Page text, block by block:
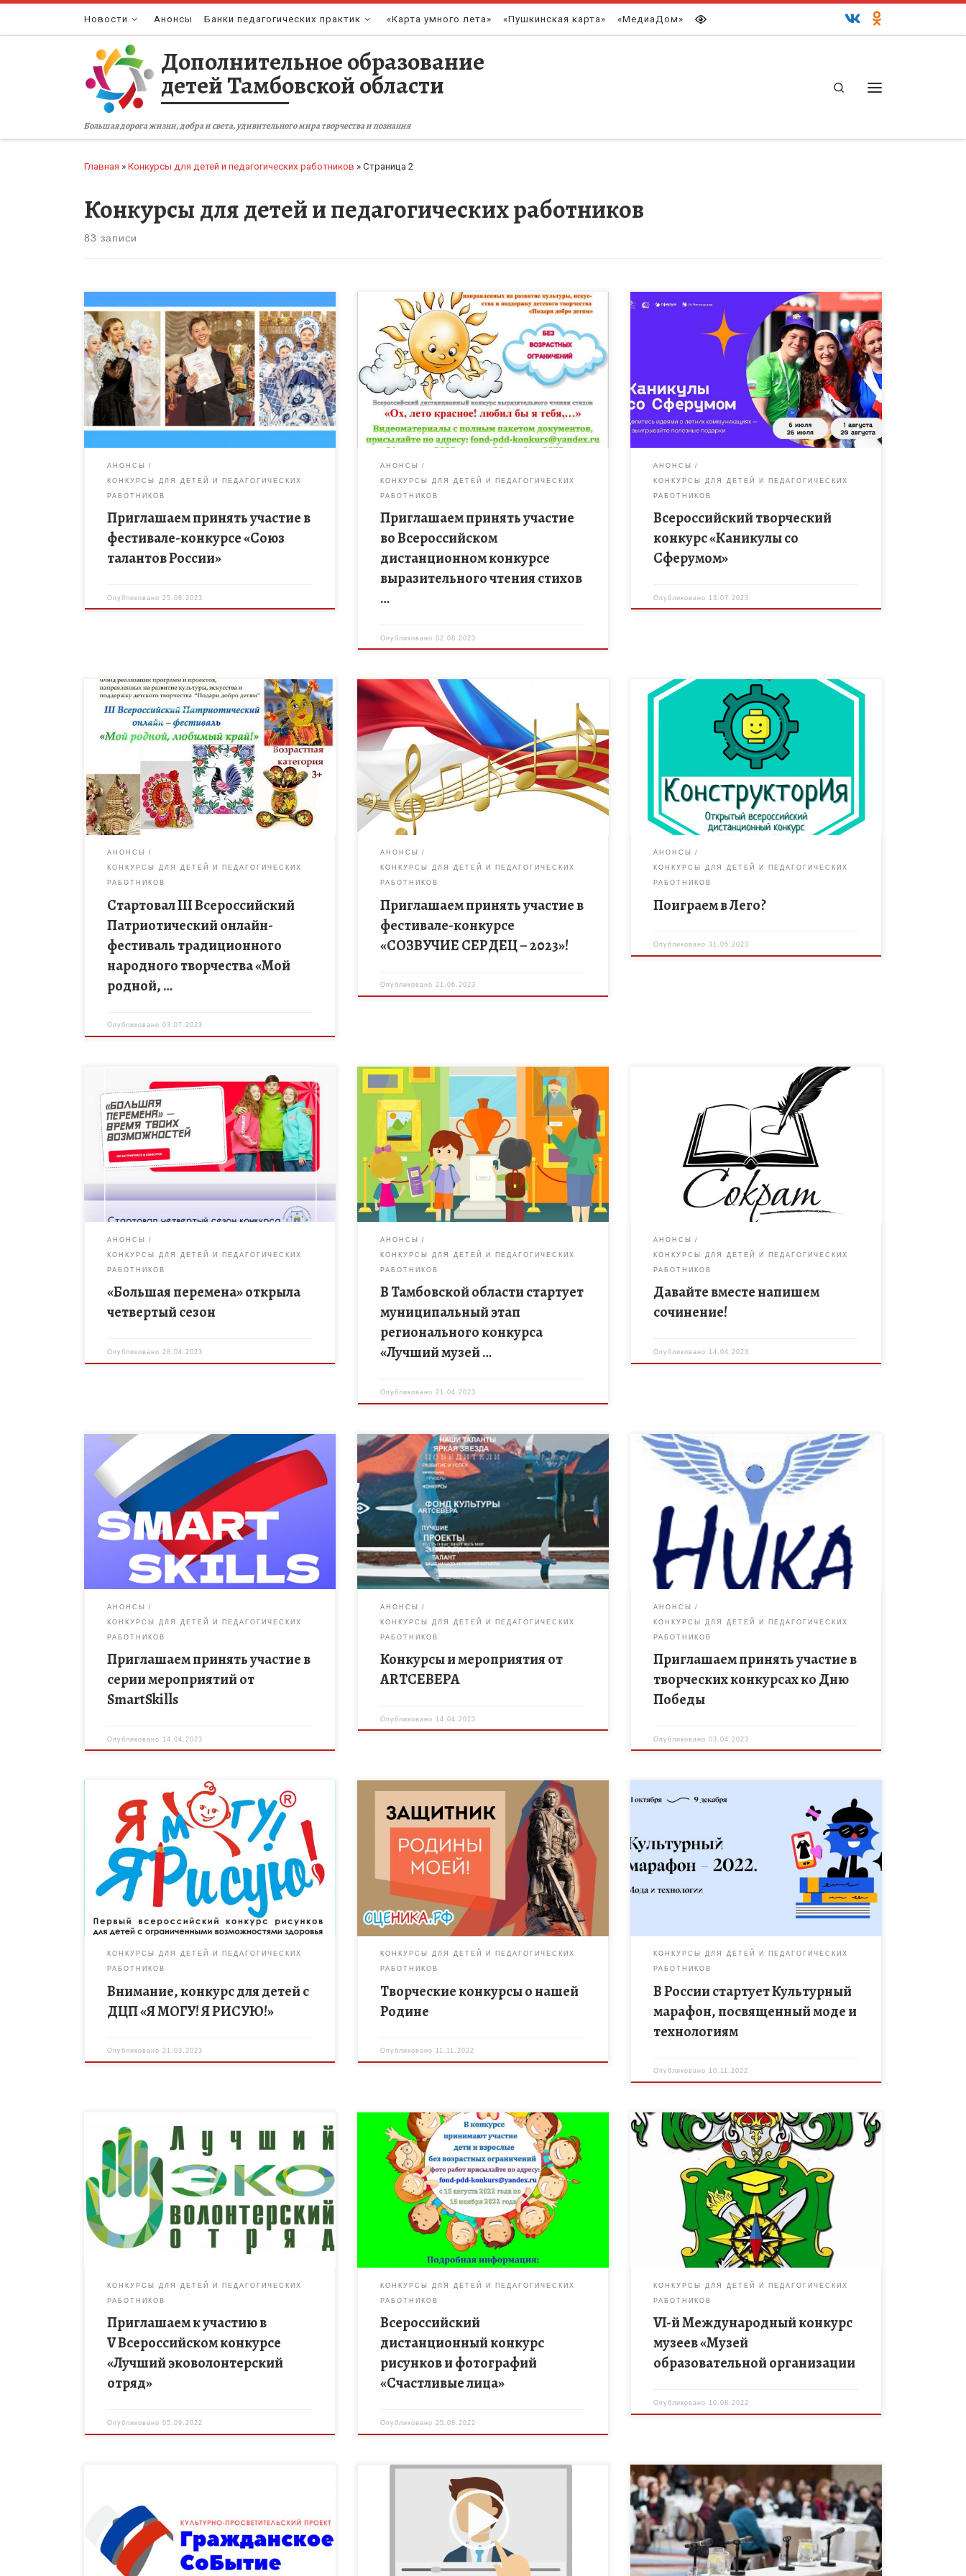
Перейти к содержимому
Новости Анонсы Банки педагогических практик «Карта умного лета» «Пушкинская карта» «МедиаДом»
Дополнительное образование
детей Тамбовской области
Большая дорога жизни, добра и света, удивительного мира творчества и познания
Search
Главная » Конкурсы для детей и педагогических работников » Страница 2
Конкурсы для детей и педагогических работников
83 записи
Юбилейный XXX Международный фестиваль
музыки и танца «Союз талантов России» состоится
с 31 мая по 1 июня 2024 года в г. Москве в
Колонном Зале […]
АНОНСЫ
КОНКУРСЫ ДЛЯ ДЕТЕЙ И ПЕДАГОГИЧЕСКИХ
РАБОТНИКОВ
Приглашаем принять участие в
фестивале-конкурсе «Союз
талантов России»
Опубликовано 25.08.2023
Заявки принимаются с 01 августа 2023 года по 30
ноября 2023 года включительно. К участию
приглашаются родители, педагогоги, воспитанники
дошкольных образовательных учреждений и
ученики общеобразовательных […]
АНОНСЫ
КОНКУРСЫ ДЛЯ ДЕТЕЙ И ПЕДАГОГИЧЕСКИХ
РАБОТНИКОВ
Приглашаем принять участие
во Всероссийском
дистанционном конкурсе
выразительного чтения стихов
…
Опубликовано02.08.2023
Команда информационно-коммуникационного
образовательного сервиса Сферум объявляет о
старте Всероссийского конкурса творческих
работ о современных коммуникациях «Каникулы
со Сферумом» для организаторов и участников
летнего оздоровительного досуга […]
АНОНСЫ
КОНКУРСЫ ДЛЯ ДЕТЕЙ И ПЕДАГОГИЧЕСКИХ
РАБОТНИКОВ
Всероссийский творческий
конкурс «Каникулы со
Сферумом»
Опубликовано 13.07.2023
Фонд реализации программ и проектов,
направленных на развитие культуры, искусства и
поддержку детского творчества «Подари добро
детям» объявляет о проведении III Всероссийского
Патриотического онлайн-фестиваля
традиционного […]
АНОНСЫ
КОНКУРСЫ ДЛЯ ДЕТЕЙ И ПЕДАГОГИЧЕСКИХ
РАБОТНИКОВ
Стартовал III Всероссийский
Патриотический онлайн-
фестиваль традиционного
народного творчества «Мой
родной, …
Опубликовано03.07.2023
Стартовал прием заявок для участия в Третьем
Всероссийском Фестивале-конкурсе
художественной самодеятельности гражданской и
военно-патриотической направленности
«СОЗВУЧИЕ СЕРДЕЦ — 2023», который продлится
до 1-го августа. Для […]
АНОНСЫ
КОНКУРСЫ ДЛЯ ДЕТЕЙ И ПЕДАГОГИЧЕСКИХ
РАБОТНИКОВ
Приглашаем принять участие в
фестивале-конкурсе
«СОЗВУЧИЕ СЕРДЕЦ – 2023»!
Опубликовано21.06.2023
МБОУ ДО «Свежий ветер» приглашает детей и их
наставников (родителей, родственников,
педагогов воспитателей и т.п.) принять участие в
Открытом всероссийском дистанционном
конкурсе легомоделирования «КонструкторИя –
АНОНСЫ
КОНКУРСЫ ДЛЯ ДЕТЕЙ И ПЕДАГОГИЧЕСКИХ
РАБОТНИКОВ
Поиграем в Лего?
Опубликовано31.05.2023
Всероссийский конкурс «Большая перемена»,
реализуемый в рамках федерального проекта
«Патриотическое воспитание граждан Российской
Федерации» национального проекта
«Образование», является флагманским проектом
Российского движения детей и молодежи […]
АНОНСЫ
КОНКУРСЫ ДЛЯ ДЕТЕЙ И ПЕДАГОГИЧЕСКИХ
РАБОТНИКОВ
«Большая перемена» открыла
четвертый сезон
Опубликовано28.04.2023
Региональный конкурс «Лучший музей
образовательной организации» (далее – Конкурс)
проводится в рамках Всероссийского конкурса
школьных музеев Российской Федерации. Цель
Конкурса – обновление, распространение
содержания деятельности […]
АНОНСЫ
КОНКУРСЫ ДЛЯ ДЕТЕЙ И ПЕДАГОГИЧЕСКИХ
РАБОТНИКОВ
В Тамбовской области стартует
муниципальный этап
регионального конкурса
«Лучший музей …
Опубликовано21.04.2023
Министерство образования и науки области
информирует о проведении международной
образовательно-патриотической акции «РусФест»
«Фронтовой треугольник — 2023». К участию
приглашаются обучающихся образовательных
организаций (разные возрастные категории […]
АНОНСЫ
КОНКУРСЫ ДЛЯ ДЕТЕЙ И ПЕДАГОГИЧЕСКИХ
РАБОТНИКОВ
Давайте вместе напишем
сочинение!
Опубликовано 14.04.2023
Институт современного образования SmartSkills, в
целях реализации утвержденной Президентом
Российской Федерации Концепции
общенациональной системы выявления и развития
молодых талантов, а также содействия развитию
научной, творческой […]
АНОНСЫ
КОНКУРСЫ ДЛЯ ДЕТЕЙ И ПЕДАГОГИЧЕСКИХ
РАБОТНИКОВ
Приглашаем принять участие в
серии мероприятий от
SmartSkills
Опубликовано 14.04.2023
Фонд развития культуры Якутии и Агентство
развития творчества «ARTСЕВЕРА» приглашает
принять участие в серии мероприятий,
проводимых с целью воспитания талантливой и
открытой молодежи, популяризации культуры […]
АНОНСЫ
КОНКУРСЫ ДЛЯ ДЕТЕЙ И ПЕДАГОГИЧЕСКИХ
РАБОТНИКОВ
Конкурсы и мероприятия от
ARTСЕВЕРА
Опубликовано 14.04.2023
Приглашаем школьников и дошкольников,
педагогов и жителей региона принять участие во
всероссийских творческих конкурсах,
посвященных героизму наших солдат и
празднованию Дня Победы. Для участия в […]
АНОНСЫ
КОНКУРСЫ ДЛЯ ДЕТЕЙ И ПЕДАГОГИЧЕСКИХ
РАБОТНИКОВ
Приглашаем принять участие в
творческих конкурсах ко Дню
Победы
Опубликовано03.04.2023
Третий Всероссийский конкурс рисунков для детей
с ДЦП и нарушениями опорно-двигательного
аппарата «Я МОГУ! Я РИСУЮ!» будет проводится в
период с 13.02.2023 по 31.12.2023. К […]
КОНКУРСЫ ДЛЯ ДЕТЕЙ И ПЕДАГОГИЧЕСКИХ
РАБОТНИКОВ
Внимание, конкурс для детей с
ДЦП «Я МОГУ! Я РИСУЮ!»
Опубликовано21.03.2023
В настоящее время большое внимание уделяется
гражданско-патриотическому и духовно-
нравственному воспитанию. Очень важно
воспитывать молодое поколение на исторических
традициях. Приглашаем учащихся и воспитанников
образовательных организаций, педагогов […]
КОНКУРСЫ ДЛЯ ДЕТЕЙ И ПЕДАГОГИЧЕСКИХ
РАБОТНИКОВ
Творческие конкурсы о нашей
Родине
Опубликовано 11.11.2022
В этом году Культурный марафон состоится в
четвёртый раз и будет посвящён истории моды и
роли технологий в её развитии.
Эксперты приготовили для школьников, их
родителей […]
КОНКУРСЫ ДЛЯ ДЕТЕЙ И ПЕДАГОГИЧЕСКИХ
РАБОТНИКОВ
В России стартует Культурный
марафон, посвященный моде и
технологиям
Опубликовано 10.11.2022
Конкурс проводится по следующим номинациям:
«Помогаем заповедникам» (проекты волонтерских
отрядов на особо охраняемых природных
территориях, реализуемых на особо охраняемых
территориях); «Эковолонтеры – рекам, озерам и
[…]
КОНКУРСЫ ДЛЯ ДЕТЕЙ И ПЕДАГОГИЧЕСКИХ
РАБОТНИКОВ
Приглашаем к участию в
V Всероссийском конкурсе
«Лучший эковолонтерский
отряд»
Опубликовано05.09.2022
Фонд развития культуры, поддержки детского
творчества и помощи детям, нуждающимся в
лечении и реабилитации «Подари добро
детям» приглашает к участию во Всероссийском
дистанционном конкурсе рисунков и фотографий
КОНКУРСЫ ДЛЯ ДЕТЕЙ И ПЕДАГОГИЧЕСКИХ
РАБОТНИКОВ
Всероссийский
дистанционный конкурс
рисунков и фотографий
«Счастливые лица»
Опубликовано 25.08.2022
VI-й Международный конкурс музеев «Музей
образовательной организации – пространство
интеграции общего и дополнительного
образования» проводится МОО «Международная
академия детско-юношеского туризма и
краеведения имени А.А. Остапца-Свешникова» […]
КОНКУРСЫ ДЛЯ ДЕТЕЙ И ПЕДАГОГИЧЕСКИХ
РАБОТНИКОВ
VI-й Международный конкурс
музеев «Музей
образовательной организации
Опубликовано 10.08.2022
педагогический университет» (далее –
Университет) при поддержке Минпросвещения
России в рамках федерального проекта
«Патриотическое воспитание граждан Российской
Федерации» национального проекта
«Агенство стратегических инициатив по
продвижению новых проектов» совместно с
онлайн-академией SCHOOLMOVIE запускают
конкурсный отбор на программу дополнительного
образования «Медиацентр – как площадка для
24 марта 2022 года в 11.00. часов состоится
Всероссийская с международным участием
научно-практическая конференция, посвященная
перспективам развития детско-юношеского
туризма и краеведения «колпинские чтения по